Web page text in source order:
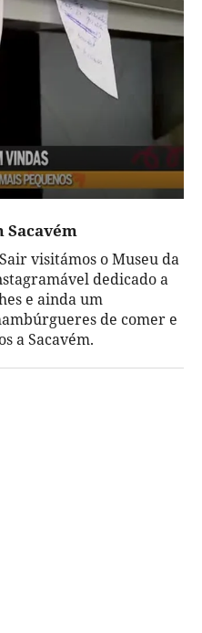
Sacavém
visitámos o Museu da
dedicado a
e ainda um
de comer e
a Sacavém.